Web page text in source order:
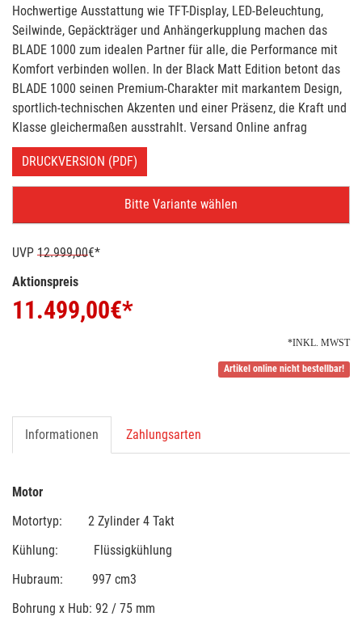
Hochwertige Ausstattung wie TFT-Display, LED-Beleuchtung,
Seilwinde, Gepäckträger und Anhängerkupplung machen das
BLADE 1000 zum idealen Partner für alle, die Performance mit
Komfort verbinden wollen. In der Black Matt Edition betont das
BLADE 1000 seinen Premium-Charakter mit markantem Design,
sportlich-technischen Akzenten und einer Präsenz, die Kraft und
Klasse gleichermaßen ausstrahlt. Versand Online anfrag
DRUCKVERSION (PDF)
Bitte Variante wählen
UVP 12.999,00€*
Aktionspreis
11.499,00€*
*INKL. MWST
Artikel online nicht bestellbar!
Informationen Zahlungsarten
Motor
Motortyp: 2 Zylinder 4 Takt
Kühlung: Flüssigkühlung
Hubraum: 997 cm3
Bohrung x Hub: 92 / 75 mm